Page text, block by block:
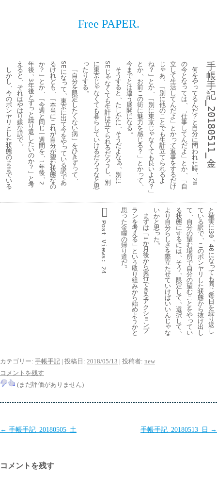
Free PAPER.
手
帳
手
記
_20180511_
金
何
を
や
っ
て
る
ん
だ
？
と
自
分
に
問
わ
れ
た
時、
28
の
今
と
な
っ
て
は、
﹁
仕
事
し
て
ん
だ
よ
﹂
と
か、
﹁
自
立
し
て
生
活
し
て
ん
だ
よ
﹂
と
か
っ
て
返
事
を
す
る
だ
け
じ
ゃ
あ、
﹁
別
に
他
の
こ
と
で
も
生
計
立
て
ら
れ
る
よ
ね
？
﹂
と
か、
﹁
別
に
東
京
じ
ゃ
な
く
て
も
良
い
よ
ね
？
﹂
と
か、
お
前
こ
の
街
に
魅
力
を
感
じ
る
？
﹂
と
か
っ
て、
今
ま
で
と
は
違
う
展
開
に
な
る。
そ
う
す
る
と、
た
し
か
に、
そ
う
だ
よ
な
ぁ
、
別
に
SE
じ
ゃ
な
く
て
も
生
計
は
立
て
ら
れ
る
だ
ろ
う
し、
別
に
東
京
じ
ゃ
な
く
て
も
暮
ら
し
て
い
け
る
だ
ろ
う
な
と
思
っ
た
り
す
る。
﹁
自
分
を
限
定
し
た
く
な
い
病
﹂
を
ひ
き
ず
っ
て、
SE
に
な
っ
て、
東
京
に
出
て
今
を
や
っ
て
い
る
訳
で
あ
る
け
れ
ど
も、
﹁
本
当
に
こ
れ
が
自
分
が
望
む
状
態
な
の
か
？
﹂
と
か、
﹁
今
週
と
同
じ
一
週
間
を、
1
年
後、
2
年
後、
3
年
後
と
ず
っ
と
繰
り
返
し
た
い
の
か
？
﹂
と
考
え
る
と、
そ
れ
は
や
は
り
嫌
な
訳
で。
し
か
し、
今
の
ボ
ン
ヤ
リ
と
し
た
状
態
の
ま
ま
で
い
る
と
確
実
に
30
40
に
な
っ
て
も
同
じ
毎
日
を
繰
り
返
し
て
い
る
訳
で、
こ
の
ボ
ン
ヤ
リ
し
た
状
態
か
ら
抜
け
出
し
て、
自
分
の
望
む
場
所
で
自
分
の
望
む
こ
と
を
や
っ
て
い
る
状
態
に
す
る
に
は、
そ
う、
限
定
し
て、
選
択
し
て、
よ
り
自
分
ら
し
さ
を
際
立
た
せ
て
い
け
ば
い
い
ん
じ
ゃ
な
い
か
と
思
っ
た。
ま
ず
は
﹁
1
か
月
後
か
ら
実
行
で
き
る
ア
ク
シ
ョ
ン
プ
ラ
ン
を
考
え
る
﹂
と
い
う
取
り
組
み
か
ら
始
め
よ
う
か
と
思
っ
た
金
曜
の
帰
り
道
だ。
Post
Views:
24
カテゴリー: 手帳手記 | 投稿日: 2018/05/13 | 投稿者: new
コメントを残す
(まだ評価がありません)
投
ビ
← 手帳手記_20180505_土 手帳手記_20180513_日 →
コメントを残す